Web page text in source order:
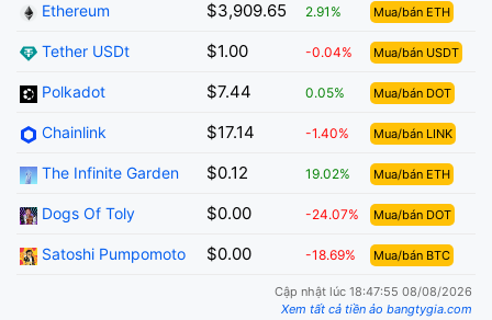
Ethereum $3,909.65 2.91% Mua/bán ETH
Tether USDt $1.00 -0.04% Mua/bán USDT
Polkadot $7.44 0.05% Mua/bán DOT
Chainlink $17.14 -1.40% Mua/bán LINK
The Infinite Garden $0.12 19.02% Mua/bán ETH
Dogs Of Toly $0.00 -24.07% Mua/bán DOT
Satoshi Pumpomoto $0.00 -18.69% Mua/bán BTC
Cập nhật lúc 18:47:55 08/08/2026
Xem tất cả tiền ảo bangtygia.com